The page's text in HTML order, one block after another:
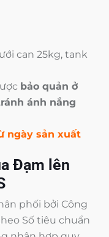
can 25kg, tank
bảo quản ở
ánh nắng
ngày sản xuất
Đạm lên
phối bởi Công
Số tiêu chuẩn